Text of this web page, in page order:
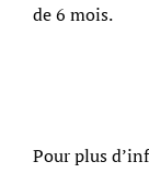
de 6 mois.
Pour plus